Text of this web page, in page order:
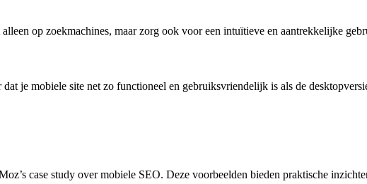
op zoekmachines, maar zorg ook voor een intuïtieve en aantrekkelijke
je mobiele site net zo functioneel en gebruiksvriendelijk is als de
case study over mobiele SEO. Deze voorbeelden bieden praktische